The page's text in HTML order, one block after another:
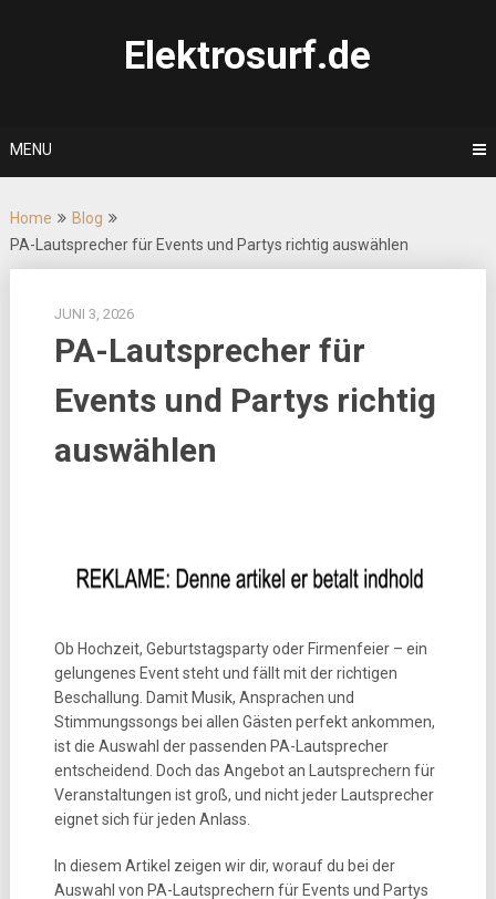
Elektrosurf.de
MENU
Home
Blog
PA-Lautsprecher für Events und Partys richtig auswählen
JUNI 3, 2026
PA-Lautsprecher für
Events und Partys richtig
auswählen
Ob Hochzeit, Geburtstagsparty oder Firmenfeier – ein
gelungenes Event steht und fällt mit der richtigen
Beschallung. Damit Musik, Ansprachen und
Stimmungssongs bei allen Gästen perfekt ankommen,
ist die Auswahl der passenden PA-Lautsprecher
entscheidend. Doch das Angebot an Lautsprechern für
Veranstaltungen ist groß, und nicht jeder Lautsprecher
eignet sich für jeden Anlass.
In diesem Artikel zeigen wir dir, worauf du bei der
Auswahl von PA-Lautsprechern für Events und Partys